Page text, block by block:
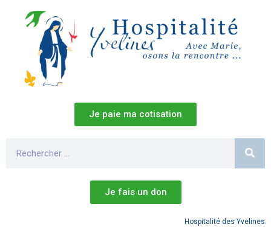
Je paie ma cotisation
Je fais un don
Hospitalité des Yvelines